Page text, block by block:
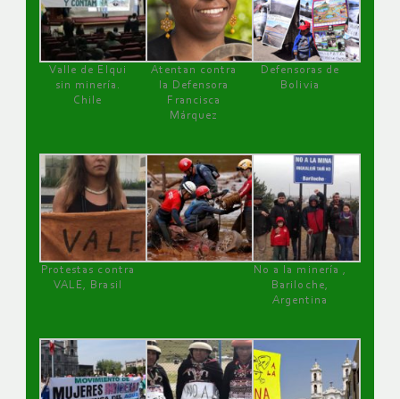
Valle de Elqui
sin minería.
Chile
Atentan contra
la Defensora
Francisca
Márquez
Defensoras de
Bolivia
Protestas contra
VALE, Brasil
No a la minería ,
Bariloche,
Argentina